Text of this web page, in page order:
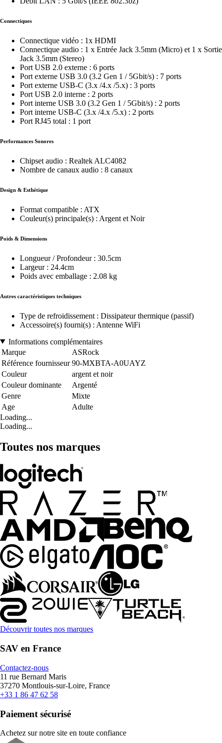
Connectiques
Connectique vidéo : 1x HDMI
Connectique audio : 1 x Entrée Jack 3.5mm (Micro) et 1 x Sortie
Jack 3.5mm (Stereo)
Port USB 2.0 externe : 6 ports
Port externe USB 3.0 (3.2 Gen 1 / 5Gbit/s) : 7 ports
Port externe USB-C (3.x /4.x /5.x) : 3 ports
Port USB 2.0 interne : 2 ports
Port interne USB 3.0 (3.2 Gen 1 / 5Gbit/s) : 2 ports
Port interne USB-C (3.x /4.x /5.x) : 2 ports
Port RJ45 total : 1 port
Performances Sonores
Chipset audio : Realtek ALC4082
Nombre de canaux audio : 8 canaux
Design & Esthétique
Format compatible : ATX
Couleur(s) principale(s) : Argent et Noir
Poids & Dimensions
Longueur / Profondeur : 30.5cm
Largeur : 24.4cm
Poids avec emballage : 2.08 kg
Autres caractéristiques techniques
Type de refroidissement : Dissipateur thermique (passif)
Accessoire(s) fourni(s) : Antenne WiFi
Informations complémentaires
Marque
ASRock
Référence fournisseur 90-MXBTA-A0UAYZ
Couleur
argent et noir
Couleur dominante
Argenté
Genre
Mixte
Age
Adulte
Loading...
Loading...
Toutes nos marques
Découvrir toutes nos marques
SAV en France
Contactez-nous
11 rue Bernard Maris
37270 Montlouis-sur-Loire, France
+33 1 86 47 62 58
Paiement sécurisé
Achetez sur notre site en toute confiance